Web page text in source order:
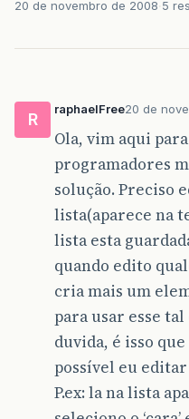
20 de novembro de 2008 5
R
raphaelFree20 de
Ola, vim aqui
programadores
solução. Preciso
lista(aparece na
lista esta
quando edito
cria mais um
para usar esse
duvida, é isso
possível eu
P.ex: la na lista